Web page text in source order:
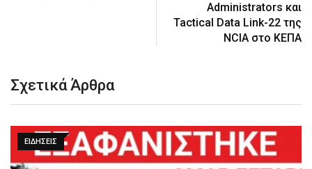
Administrators και
Tactical Data Link-22 της
NCIA στο ΚΕΠΑ
Σχετικά Άρθρα
ΕΙΔΉΣΕΙΣ